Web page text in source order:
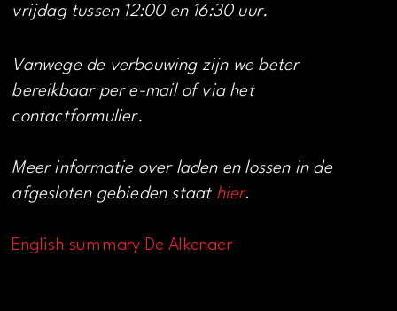
vrijdag tussen 12:00 en 16:30 uur.
Vanwege de verbouwing zijn we beter
bereikbaar per e-mail of via het
contactformulier.
Meer informatie over laden en lossen in de
afgesloten gebieden staat hier.
English summary De Alkenaer